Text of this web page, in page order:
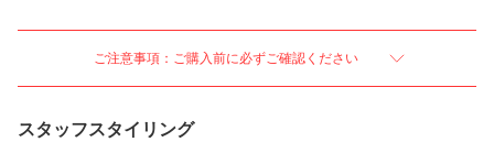
ご注意事項：ご購入前に必ずご確認ください
スタッフスタイリング